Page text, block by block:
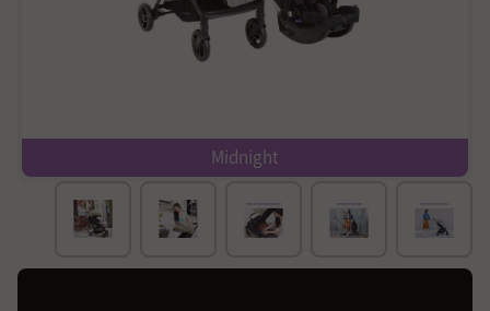
Midnight
קיפול אוטומטי ועומד במצב מקופל